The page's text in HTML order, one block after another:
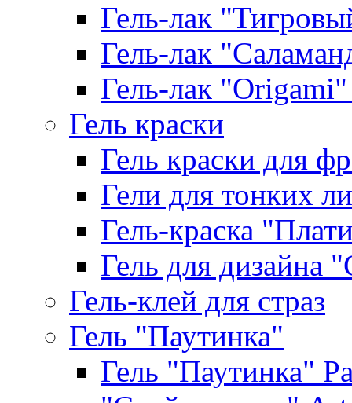
Гель-лак
Гель-лак
Гель-лак
Гель краски
Гель краски для
Гели для тонких
Гель-краска
Гель для дизайна
Гель-клей для страз
Гель "Паутинка"
Гель "Паутинка"